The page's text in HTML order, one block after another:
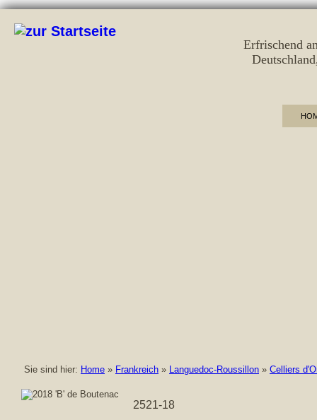
Erfrischend
Deutschland
Sie sind hier: Home » Frankreich » Languedoc-Roussillon » Celliers
2521-18